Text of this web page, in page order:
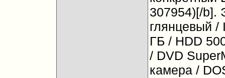
307954)[/b].
глянцевый /
ГБ / HDD
/ DVD
камера /